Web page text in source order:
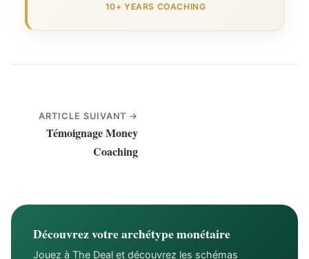
10+ YEARS COACHING
ARTICLE SUIVANT →
Témoignage Money
Coaching
Découvrez votre archétype monétaire
Jouez à The Deal et découvrez les schémas